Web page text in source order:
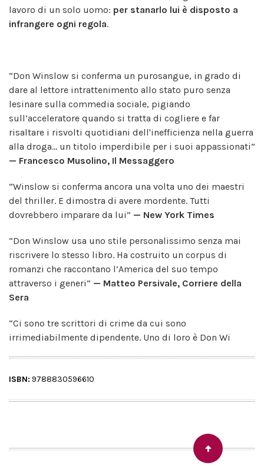
lavoro di un solo uomo: per stanarlo lui è disposto a
infrangere ogni regola.
“Don Winslow si conferma un purosangue, in grado di
dare al lettore intrattenimento allo stato puro senza
lesinare sulla commedia sociale, pigiando
sull’acceleratore quando si tratta di cogliere e far
risaltare i risvolti quotidiani dell'inefficienza nella guerra
alla droga… un titolo imperdibile per i suoi appassionati”
— Francesco Musolino, Il Messaggero
“Winslow si conferma ancora una volta uno dei maestri
del thriller. E dimostra di avere mordente. Tutti
dovrebbero imparare da lui” — New York Times
“Don Winslow usa uno stile personalissimo senza mai
riscrivere lo stesso libro. Ha costruito un corpus di
romanzi che raccontano l’America del suo tempo
attraverso i generi” — Matteo Persivale, Corriere della
Sera
“Ci sono tre scrittori di crime da cui sono
irrimediabilmente dipendente. Uno di loro è Don Wi
ISBN: 9788830596610